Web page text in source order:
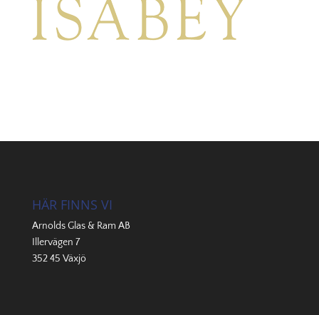
HÄR FINNS VI
Arnolds Glas & Ram AB
Illervägen 7
352 45 Växjö